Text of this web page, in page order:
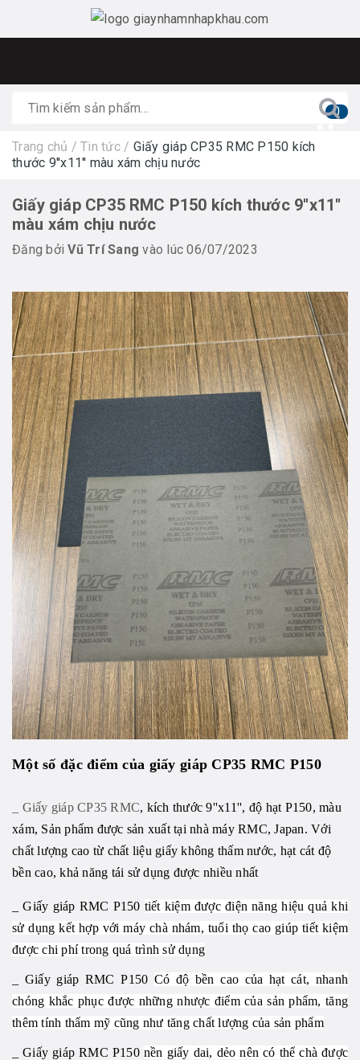
0
Trang chủ / Tin tức / Giấy giáp CP35 RMC P150 kích
thước 9''x11'' màu xám chịu nước
Giấy giáp CP35 RMC P150 kích thước 9''x11''
màu xám chịu nước
Đăng bởiVũ Trí Sang vào lúc 06/07/2023
Một số đặc điểm của giấy giáp CP35 RMC P150
_ Giấy giáp CP35 RMC, kích thước 9''x11'', độ hạt P150, màu
xám, Sản phẩm được sản xuất tại nhà máy RMC, Japan. Với
chất lượng cao từ chất liệu giấy không thấm nước, hạt cát độ
bền cao, khả năng tái sử dụng được nhiều nhất
_ Giấy giáp RMC P150 tiết kiệm được điện năng hiệu quả khi
sử dụng kết hợp với máy chà nhám, tuổi thọcao giúp tiết kiệm
được chi phí trong quá trình sử dụng
_ Giấy giáp RMC P150 Có độ bền cao của hạt cát, nhanh
chóng khắc phục được những nhược điểm của sản phẩm, tăng
thêm tính thẩm mỹ cũng như tăng chất lượng của sản phẩm
_ Giấy giáp RMC P150 nền giấy dai, dẻo nên có thể chà được